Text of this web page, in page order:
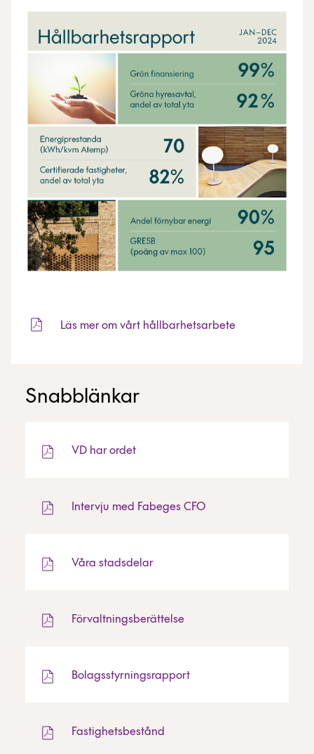
Läs mer om vårt hållbarhetsarbete
Snabblänkar
VD har ordet
Intervju med Fabeges CFO
Våra stadsdelar
Förvaltningsberättelse
Bolagsstyrningsrapport
Fastighetsbestånd